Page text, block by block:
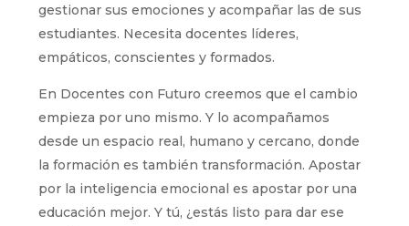
gestionar sus emociones y acompañar las de sus
estudiantes. Necesita docentes líderes,
empáticos, conscientes y formados.
En Docentes con Futuro creemos que el cambio
empieza por uno mismo. Y lo acompañamos
desde un espacio real, humano y cercano, donde
la formación es también transformación. Apostar
por la inteligencia emocional es apostar por una
educación mejor. Y tú, ¿estás listo para dar ese